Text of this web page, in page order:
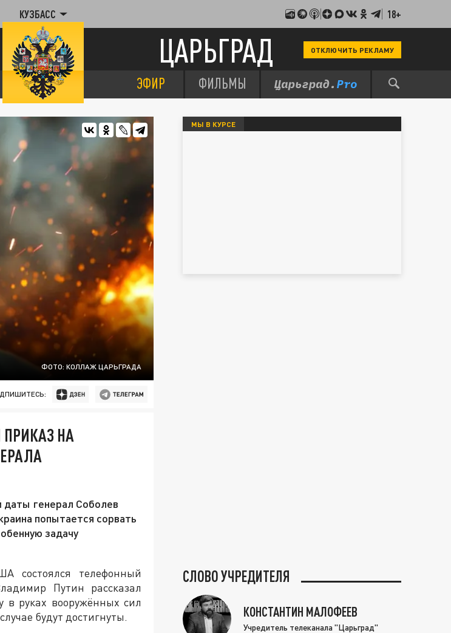
КУЗБАСС 18+
ЦАРЬГРАД ОТКЛЮЧИТЬ РЕКЛАМУ
ЭФИР ФИЛЬМЫ
ФОТО: КОЛЛАЖ ЦАРЬГРАДА
НА
генерал Соболев
попытается сорвать
задачу
состоялся телефонный
Путин рассказал
руках вооружённых сил
будут достигнуты.
МЫ В КУРСЕ
СЛОВО УЧРЕДИТЕЛЯ
КОНСТАНТИН МАЛОФЕЕВ
Учредитель телеканала "Царьград"